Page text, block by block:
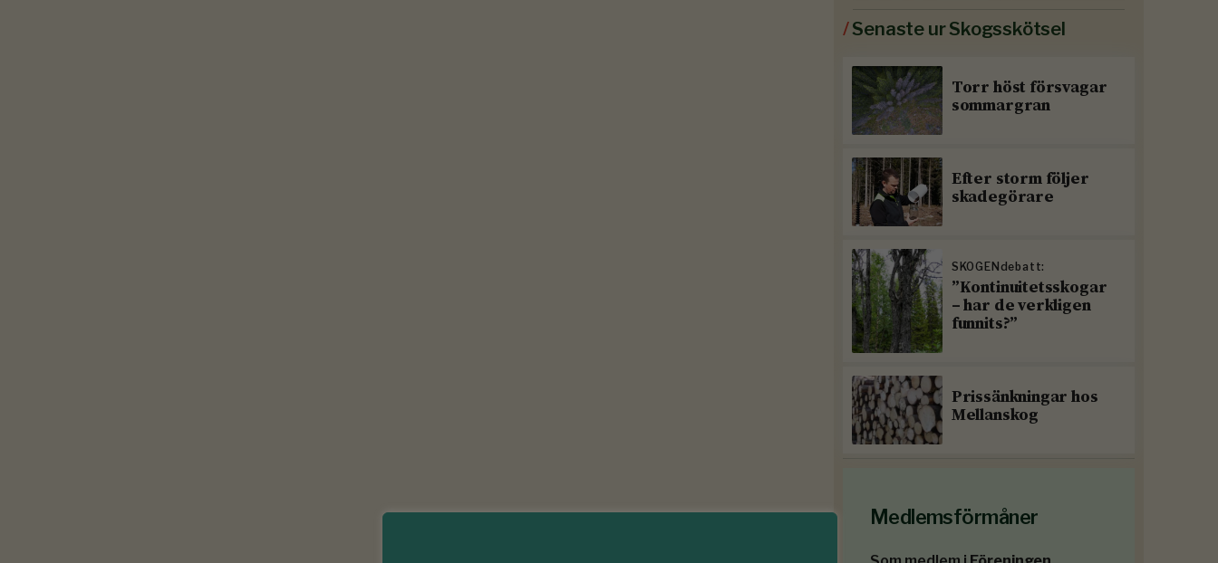
/Senaste ur Skogsskötsel
Torr höst försvagar
sommargran
Efter storm följer
skadegörare
SKOGENdebatt:
”Kontinuitetsskogar
– har de verkligen
funnits?”
Prissänkningar hos
Mellanskog
Medlemsförmåner